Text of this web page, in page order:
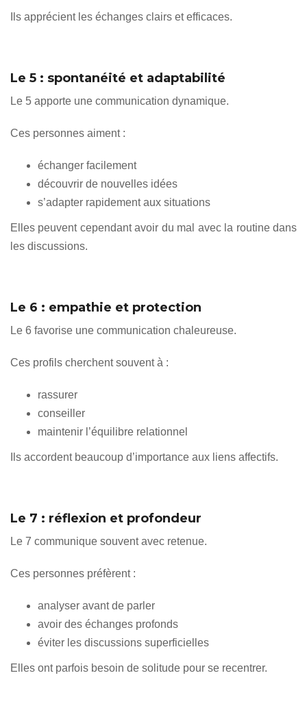
Ils apprécient les échanges clairs et efficaces.
Le 5 : spontanéité et adaptabilité
Le 5 apporte une communication dynamique.
Ces personnes aiment :
échanger facilement
découvrir de nouvelles idées
s’adapter rapidement aux situations
Elles peuvent cependant avoir du mal avec la routine dans
les discussions.
Le 6 : empathie et protection
Le 6 favorise une communication chaleureuse.
Ces profils cherchent souvent à :
rassurer
conseiller
maintenir l’équilibre relationnel
Ils accordent beaucoup d’importance aux liens affectifs.
Le 7 : réflexion et profondeur
Le 7 communique souvent avec retenue.
Ces personnes préfèrent :
analyser avant de parler
avoir des échanges profonds
éviter les discussions superficielles
Elles ont parfois besoin de solitude pour se recentrer.